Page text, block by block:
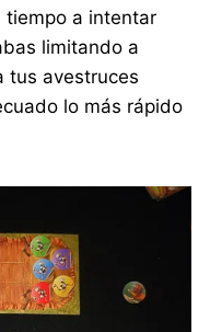
tiempo a intentar
limitando a
tus avestruces
lo más rápido